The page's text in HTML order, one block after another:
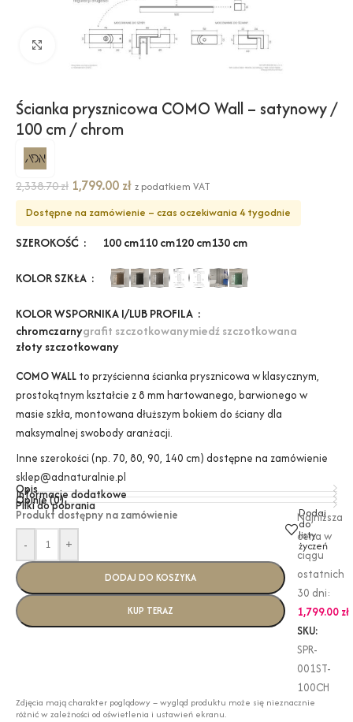
Kliknij, aby powiększyć
Ścianka prysznicowa COMO Wall – satynowy /
100 cm / chrom
2,338.70zł 1,799.00 zł z podatkiem VAT
Dostępne na zamówienie – czas oczekiwania 4 tygodnie
SZEROKOŚĆ 100 cm110 cm120 cm130 cm
KOLOR SZKŁA
KOLOR WSPORNIKA I/LUB PROFILA
chromczarnygrafit szczotkowanymiedź szczotkowana
złoty szczotkowany
COMO WALL to przyścienna ścianka prysznicowa w klasycznym,
prostokątnym kształcie z 8 mm hartowanego, barwionego w
masie szkła, montowana dłuższym bokiem do ściany dla
maksymalnej swobody aranżacji.
Inne szerokości (np. 70, 80, 90, 140 cm) dostępne na zamówienie
sklep@adnaturalnie.pl
Opis
Informacje dodatkowe
Opinie (0)
Pliki do pobrania
Produkt dostępny na zamówienie
-
+
DODAJ DO KOSZYKA
KUP TERAZ
Dodaj
do
listy
życzeń
Najniższa
cena w
ciągu
ostatnich
30 dni:
1,799.00 zł
SKU:
SPR-
001ST-
100CH
Zdjęcia mają charakter poglądowy – wygląd produktu może się nieznacznie
różnić w zależności od oświetlenia i ustawień ekranu.